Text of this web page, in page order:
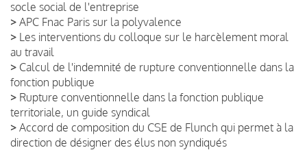
socle social de l'entreprise
> APC Fnac Paris sur la polyvalence
> Les interventions du colloque sur le harcèlement moral
au travail
> Calcul de l'indemnité de rupture conventionnelle dans la
fonction publique
> Rupture conventionnelle dans la fonction publique
territoriale, un guide syndical
> Accord de composition du CSE de Flunch qui permet à la
direction de désigner des élus non syndiqués